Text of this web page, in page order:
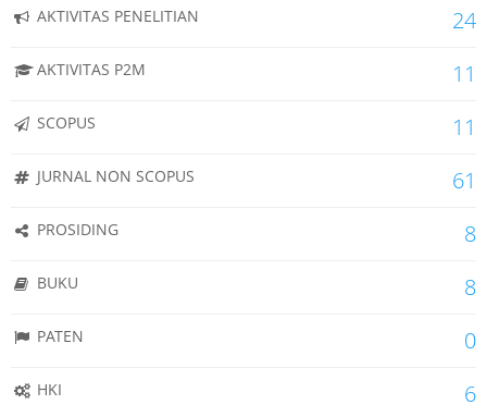
AKTIVITAS PENELITIAN 24
AKTIVITAS P2M 11
SCOPUS 11
JURNAL NON SCOPUS 61
PROSIDING 8
BUKU 8
PATEN 0
HKI 6